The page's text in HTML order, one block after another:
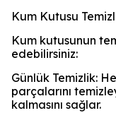
Kum Kutusu
Kum kutusunun
edebilirsiniz:
Günlük Temizlik:
parçalarını
kalmasını sağlar.